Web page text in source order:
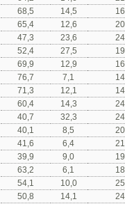
68,5 14,5
65,4 12,6
47,3 23,6
52,4 27,5
69,9 12,9
76,7 7,1
71,3 12,1
60,4 14,3
40,7 32,3
40,1 8,5
41,6 6,4
39,9 9,0
63,2 6,1
54,1 10,0
50,8 14,1